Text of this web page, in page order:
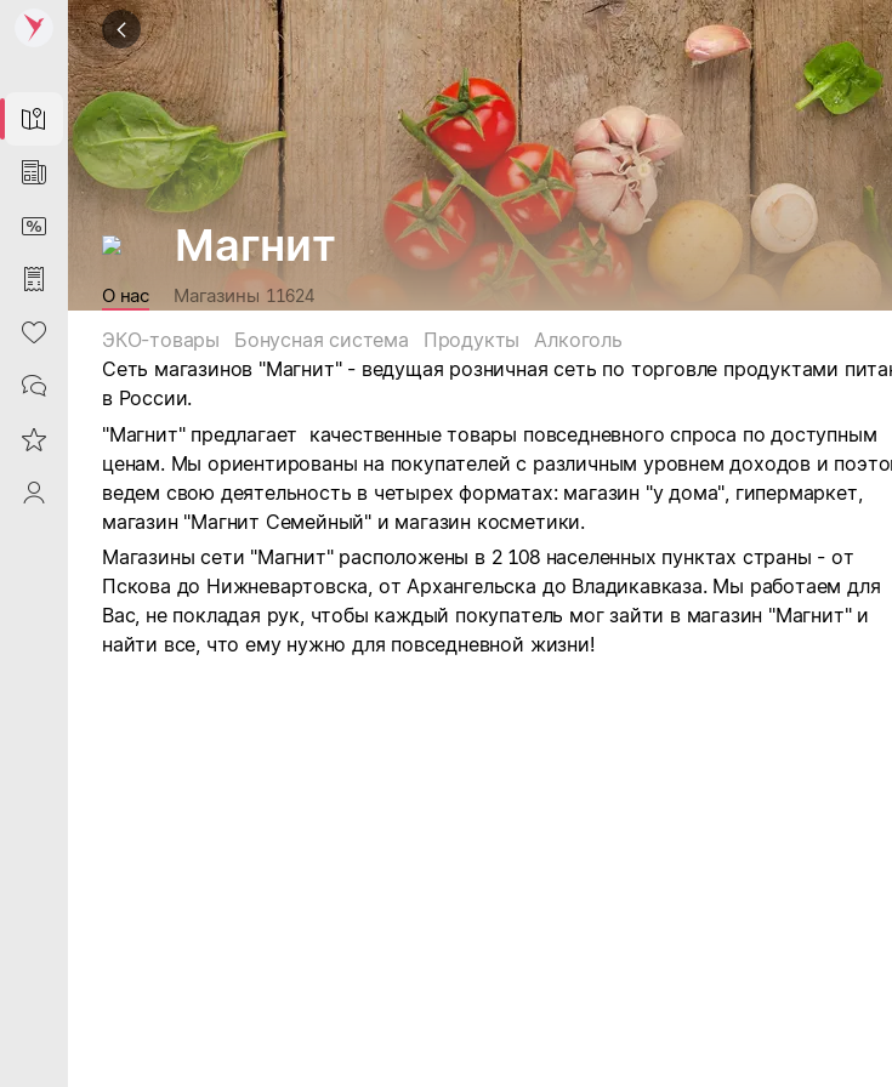
Map
News
DiscountCard
Purchases
Heart
Contacts
Reviews
ProfileSaby
Магнит
О нас Магазины 11624
ЭКО-товары Бонусная система Продукты
Алкоголь
Сеть магазинов "Магнит" - ведущая розничная сеть по торговле продуктами
в России.
"Магнит" предлагает качественные товары повседневного спроса по доступным
ценам. Мы ориентированы на покупателей с различным уровнем доходов и
ведем свою деятельность в четырех форматах: магазин "у дома", гипермаркет,
магазин "Магнит Семейный" и магазин косметики.
Магазины сети "Магнит" расположены в 2 108 населенных пунктах страны - от
Пскова до Нижневартовска, от Архангельска до Владикавказа. Мы работаем для
Вас, не покладая рук, чтобы каждый покупатель мог зайти в магазин "Магнит" и
найти все, что ему нужно для повседневной жизни!